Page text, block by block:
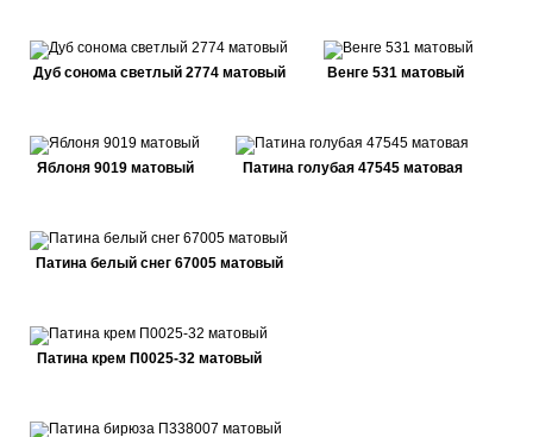
Дуб сонома светлый 2774 матовый Венге 531 матовый
Яблоня 9019 матовый Патина голубая 47545 матовая
Патина белый снег 67005 матовый
Патина крем П0025-32 матовый